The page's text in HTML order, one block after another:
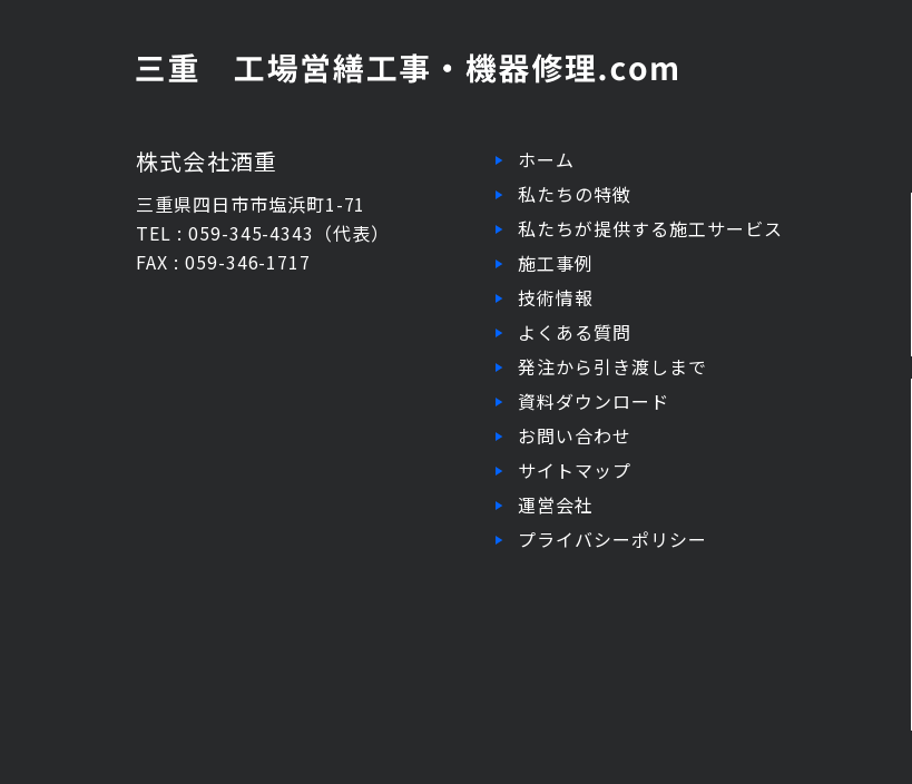
株式会社酒重
三重県四日市市塩浜町1-71
TEL : 059-345-4343（代表）
FAX : 059-346-1717
ホーム
私たちの特徴
私たちが提供する施工サービス
施工事例
技術情報
よくある質問
発注から引き渡しまで
資料ダウンロード
お問い合わせ
サイトマップ
運営会社
プライバシーポリシー